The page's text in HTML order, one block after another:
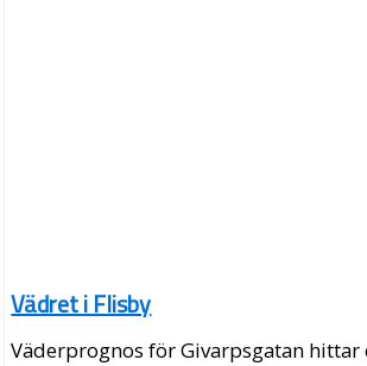
Vädret i Flisby
Väderprognos för Givarpsgatan hittar